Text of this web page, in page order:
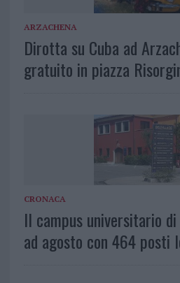
ARZACHENA
Dirotta su Cuba ad
gratuito in piazza
CRONACA
Il campus universitario
ad agosto con 464 posti